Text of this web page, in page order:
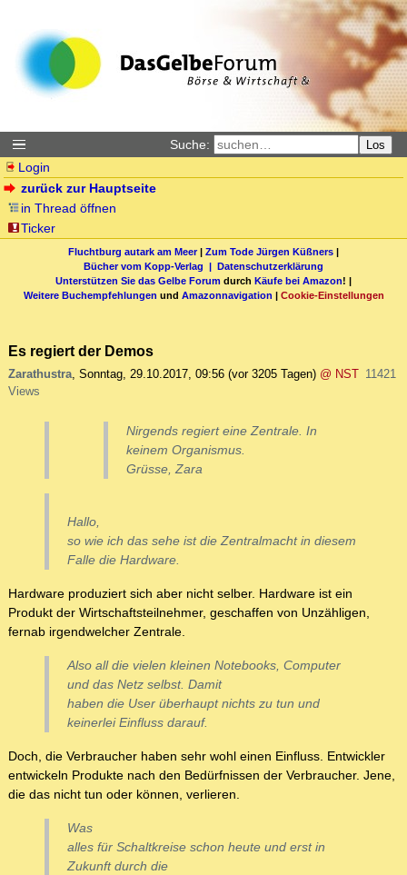
Suche: Los
Login
zurück zur Hauptseite
in Thread öffnen
Ticker
Fluchtburg autark am Meer| Zum Tode Jürgen Küßners |
Bücher vom Kopp-Verlag | Datenschutzerklärung
Unterstützen Sie das Gelbe Forum durch Käufe bei Amazon! |
Weitere Buchempfehlungen und Amazonnavigation | Cookie-Einstellungen
Es regiert der Demos
Zarathustra, Sonntag, 29.10.2017, 09:56 (vor 3205 Tagen) @ NST 11421
Views
Nirgends regiert eine Zentrale. In
keinem Organismus.
Grüsse, Zara
Hallo,
so wie ich das sehe ist die Zentralmacht in diesem
Falle die Hardware.
Hardware produziert sich aber nicht selber. Hardware ist ein
Produkt der Wirtschaftsteilnehmer, geschaffen von Unzähligen,
fernab irgendwelcher Zentrale.
Also all die vielen kleinen Notebooks, Computer
und das Netz selbst. Damit
haben die User überhaupt nichts zu tun und
keinerlei Einfluss darauf.
Doch, die Verbraucher haben sehr wohl einen Einfluss. Entwickler
entwickeln Produkte nach den Bedürfnissen der Verbraucher. Jene,
die das nicht tun oder können, verlieren.
Was
alles für Schaltkreise schon heute und erst in
Zukunft durch die